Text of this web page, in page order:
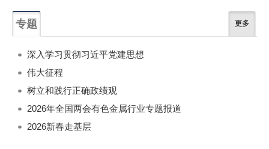
专题 更多
深入学习贯彻习近平党建思想
伟大征程
树立和践行正确政绩观
2026年全国两会有色金属行业专题报道
2026新春走基层